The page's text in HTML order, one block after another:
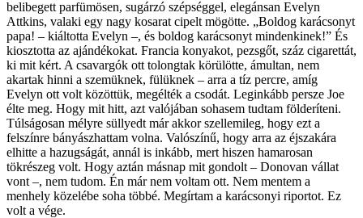
belibegett parfümösen, sugárzó szépséggel, elegánsan Evelyn
Attkins, valaki egy nagy kosarat cipelt mögötte. „Boldog karácsonyt
papa! – kiáltotta Evelyn –, és boldog karácsonyt mindenkinek!” És
kiosztotta az ajándékokat. Francia konyakot, pezsgőt, száz cigarettát,
ki mit kért. A csavargók ott tolongtak körülötte, ámultan, nem
akartak hinni a szemüknek, fülüknek – arra a tíz percre, amíg
Evelyn ott volt közöttük, megélték a csodát. Leginkább persze Joe
élte meg. Hogy mit hitt, azt valójában sohasem tudtam földeríteni.
Túlságosan mélyre süllyedt már akkor szellemileg, hogy ezt a
felszínre bányászhattam volna. Valószínű, hogy arra az éjszakára
elhitte a hazugságát, annál is inkább, mert hiszen hamarosan
tökrészeg volt. Hogy aztán másnap mit gondolt – Donovan vállat
vont –, nem tudom. Én már nem voltam ott. Nem mentem a
menhely közelébe soha többé. Megírtam a karácsonyi riportot. Ez
volt a vége.